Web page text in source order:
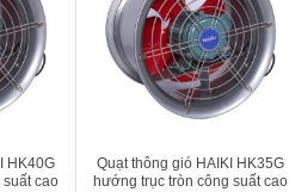
HK40G
cao
Quạt thông gió HAIKI HK35G
hướng trục tròn công suất cao